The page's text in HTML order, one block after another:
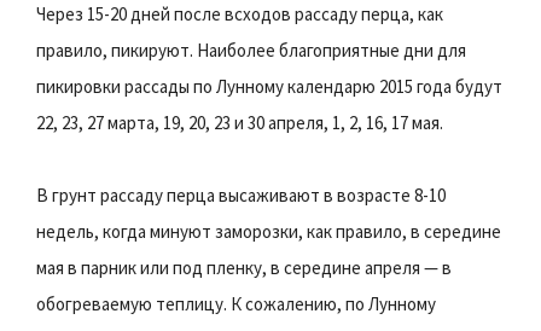
Через 15-20 дней после всходов рассаду перца, как
правило, пикируют. Наиболее благоприятные дни для
пикировки рассады по Лунному календарю 2015 года будут
22, 23, 27 марта, 19, 20, 23 и 30 апреля, 1, 2, 16, 17 мая.
В грунт рассаду перца высаживают в возрасте 8-10
недель, когда минуют заморозки, как правило, в середине
мая в парник или под пленку, в середине апреля — в
обогреваемую теплицу. К сожалению, по Лунному